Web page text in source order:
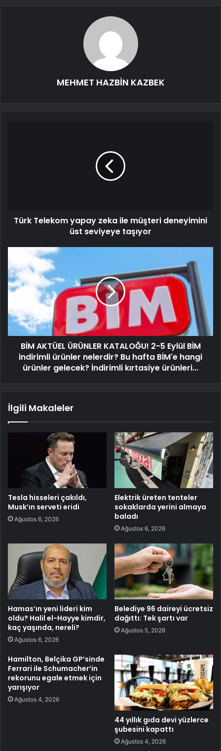
MEHMET HAZBİN KAZBEK
Türk Telekom yapay zeka ile müşteri deneyimini
üst seviyeye taşıyor
BİM AKTÜEL ÜRÜNLER KATALOĞU! 2-5 Eylül BİM
indirimli ürünler nelerdir? Bu hafta BİM'e hangi
ürünler gelecek? İndirimli kırtasiye ürünleri...
İlgili Makaleler
Tesla hisseleri çakıldı,
Musk’ın serveti eridi
Ağustos 6, 2026
Elektrik üreten tenteler
sokaklarda yerini almaya
baladı
Ağustos 6, 2026
Hamas’ın yeni lideri kim
oldu? Halil el-Hayye kimdir,
kaç yaşında, nereli?
Ağustos 6, 2026
Belediye 96 daireyi ücretsiz
dağıttı: Tek şartı var
Ağustos 5, 2026
Hamilton, Belçika GP’sinde
Ferrari ile Schumacher’in
rekorunu egale etmek için
yarışıyor
Ağustos 4, 2026
44 yıllık gıda devi yüzlerce
şubesini kapattı
Ağustos 4, 2026